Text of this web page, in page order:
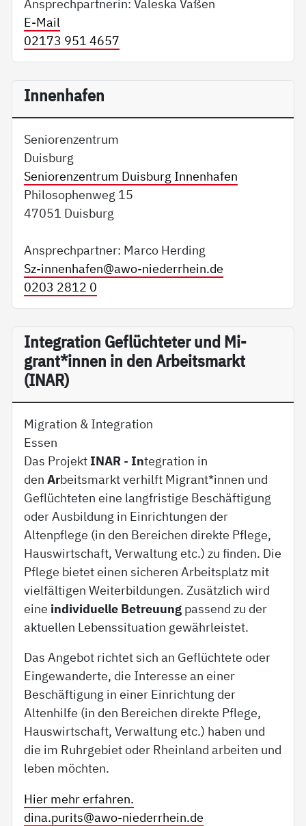
Ansprechpartnerin: Valeska Vaßen
E-Mail
02173 951 4657
Innenhafen
Seniorenzentrum
Duisburg
Seniorenzentrum Duisburg Innenhafen
Philosophenweg 15
47051 Duisburg
Ansprechpartner: Marco Herding
Sz-innenhafen@awo-niederrhein.de
0203 2812 0
In­te­g­ra­ti­on Ge­flüch­te­ter und Mi­
grant*in­nen in den Ar­beits­markt
(INAR)
Migration & Integration
Essen
Das Projekt INAR - Integration in
denArbeitsmarkt verhilft Migrant*innen und
Geflüchteten eine langfristige Beschäftigung
oder Ausbildung in Einrichtungen der
Altenpflege (in den Bereichen direkte Pflege,
Hauswirtschaft, Verwaltung etc.) zu finden. Die
Pflege bietet einen sicheren Arbeitsplatz mit
vielfältigen Weiterbildungen. Zusätzlich wird
eine individuelle Betreuung passend zu der
aktuellen Lebenssituation gewährleistet.
Das Angebot richtet sich an Geflüchtete oder
Eingewanderte, die Interesse an einer
Beschäftigung in einer Einrichtung der
Altenhilfe (in den Bereichen direkte Pflege,
Hauswirtschaft, Verwaltung etc.) haben und
die im Ruhrgebiet oder Rheinland arbeiten und
leben möchten.
Hier mehr erfahren.
dina.purits@awo-niederrhein.de